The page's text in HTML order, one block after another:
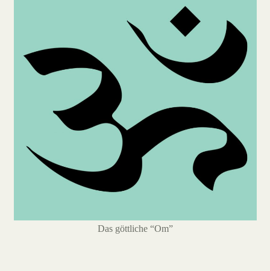
Das göttliche “Om”